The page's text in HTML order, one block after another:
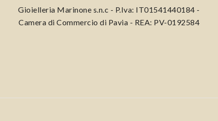
Gioielleria Marinone s.n.c - P.Iva: IT01541440184 -
Camera di Commercio di Pavia - REA: PV-0192584